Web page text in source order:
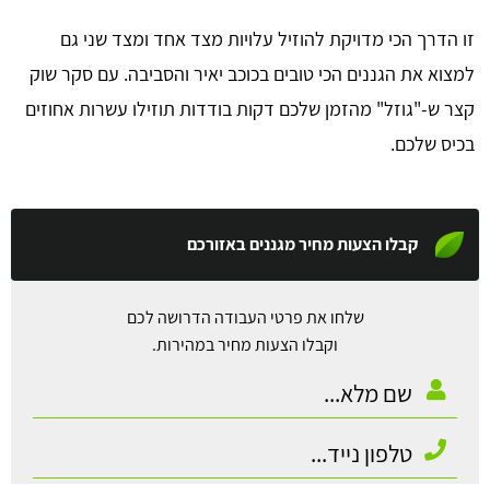
זו הדרך הכי מדויקת להוזיל עלויות מצד אחד ומצד שני גם
למצוא את הגננים הכי טובים בכוכב יאיר והסביבה. עם סקר שוק
קצר ש-"גוזל" מהזמן שלכם דקות בודדות תוזילו עשרות אחוזים
בכיס שלכם.
קבלו הצעות מחיר מגננים באזורכם
שלחו את פרטי העבודה הדרושה לכם
וקבלו הצעות מחיר במהירות.